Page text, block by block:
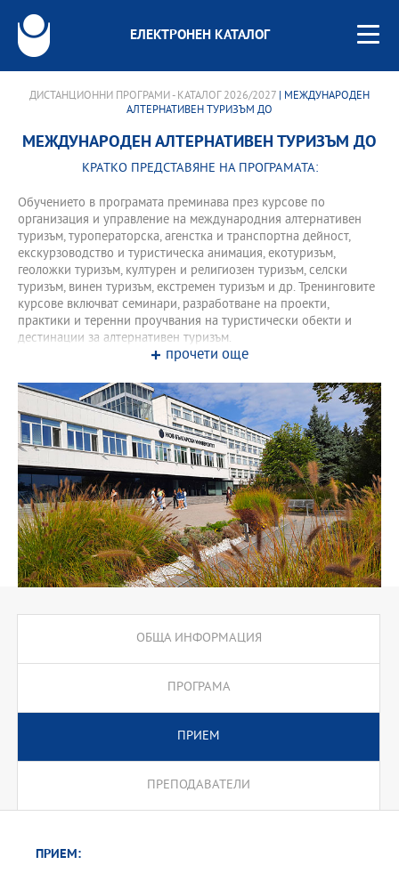
ЕЛЕКТРОНЕН КАТАЛОГ
ДИСТАНЦИОННИ ПРОГРАМИ - КАТАЛОГ 2026/2027 | МЕЖДУНАРОДЕН
АЛТЕРНАТИВЕН ТУРИЗЪМ ДО
МЕЖДУНАРОДЕН АЛТЕРНАТИВЕН ТУРИЗЪМ ДО
КРАТКО ПРЕДСТАВЯНЕ НА ПРОГРАМАТА:
Обучението в програмата преминава през курсове по
организация и управление на международния алтернативен
туризъм, туроператорска, агенстка и транспортна дейност,
екскурзоводство и туристическа анимация, екотуризъм,
геоложки туризъм, културен и религиозен туризъм, селски
туризъм, винен туризъм, екстремен туризъм и др. Тренинговите
курсове включват семинари, разработване на проекти,
практики и теренни проучвания на туристически обекти и
дестинации за алтернативен туризъм.
Програмата предлага надграждащ семестър за кандидати с
образователно-квалификационна степен "професионален
бакалавър" по 3.9. Туризъм - те записват допълнително 15
кредита от аудиторни лекционни курсове и 15 кредита от
тренингови курсове.
прочети още
ОБЩА ИНФОРМАЦИЯ
ПРОГРАМА
ПРИЕМ
ПРЕПОДАВАТЕЛИ
ПРИЕМ: